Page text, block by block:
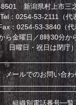
8501 新潟県村上市三
Tel：0254-53-2111（代
：0254-53-3840（代
ら金曜日／8時30分か
日曜日・祝日は閉庁）
メールでのお問い合わ
組織別電話番号一覧